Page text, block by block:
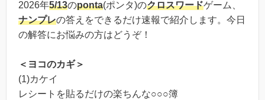
2026年5/13のponta(ポンタ)のクロスワードゲーム、
ナンプレの答えをできるだけ速報で紹介します。今日
の解答にお悩みの方はどうぞ！
＜ヨコのカギ＞
(1)カケイ
レシートを貼るだけの楽ちんな○○○簿